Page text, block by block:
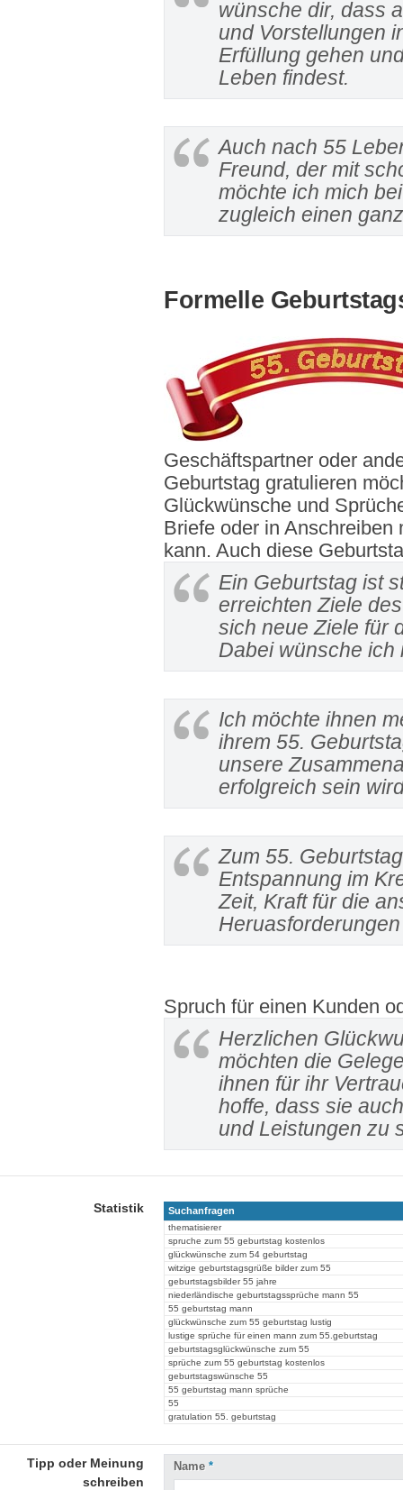
wünsche dir, dass
und Vorstellungen
Erfüllung gehen
Leben findest.
Auch nach 55
Freund, der mit
möchte ich mich
zugleich einen
Formelle
Geschäftspartner oder
Geburtstag gratulieren
Glückwünsche und
Briefe oder in
kann. Auch diese
Ein Geburtstag ist
erreichten Ziele
sich neue Ziele für
Dabei wünsche ich
Ich möchte ihnen
ihrem 55.
unsere
erfolgreich sein
Zum 55.
Entspannung im
Zeit, Kraft für die
Spruch für einen Kunden
Herzlichen
möchten die
ihnen für ihr
hoffe, dass sie
und Leistungen zu
Statistik Suchanfragen
thematisierer
spruche zum 55 geburtstag kostenlos
glückwünsche zum 54 geburtstag
witzige geburtstagsgrüße bilder zum 55
geburtstagsbilder 55 jahre
niederländische geburtstagssprüche mann 55
55 geburtstag mann
glückwünsche zum 55 geburtstag lustig
lustige sprüche für einen mann zum 55.geburtstag
geburtstagsglückwünsche zum 55
sprüche zum 55 geburtstag kostenlos
geburtstagswünsche 55
55 geburtstag mann sprüche
55
gratulation 55. geburtstag
Tipp oder Meinung
schreiben
Name *